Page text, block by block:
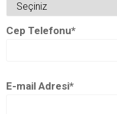
Cep Telefonu*
E-mail Adresi*